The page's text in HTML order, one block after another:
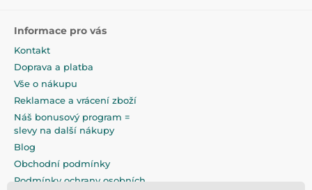
Informace pro vás
Kontakt
Doprava a platba
Vše o nákupu
Reklamace a vrácení zboží
Náš bonusový program =
slevy na další nákupy
Blog
Obchodní podmínky
Podmínky ochrany osobních